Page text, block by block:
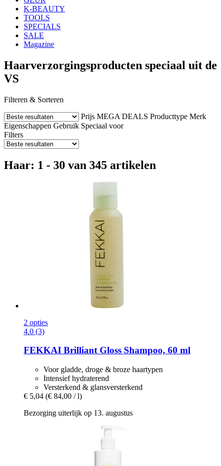
K-BEAUTY
TOOLS
SPECIALS
SALE
Magazine
Haarverzorgingsproducten speciaal uit de
VS
Filteren & Sorteren
Prijs MEGA DEALS Producttype Merk
Eigenschappen Gebruik Speciaal voor
Filters
Haar: 1 - 30 van 345 artikelen
2 opties
4.0 (3)
FEKKAI Brilliant Gloss Shampoo, 60 ml
Voor gladde, droge & broze haartypen
Intensief hydraterend
Versterkend & glansversterkend
€ 5,04 (€ 84,00 / l)
Bezorging uiterlijk op 13. augustus